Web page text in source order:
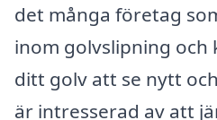
det många företag
inom golvslipning och
ditt golv att se nytt
är intresserad av att